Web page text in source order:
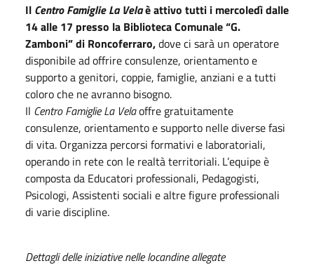
Il Centro Famiglie La Velaè attivo tutti i mercoledì dalle
14 alle 17 presso la Biblioteca Comunale “G.
Zamboni” di Roncoferraro,dove ci sarà un operatore
disponibile ad offrire consulenze, orientamento e
supporto a genitori, coppie, famiglie, anziani e a tutti
coloro che ne avranno bisogno.
Il Centro Famiglie La Velaoffre gratuitamente
consulenze, orientamento e supporto nelle diverse fasi
di vita. Organizza percorsi formativi e laboratoriali,
operando in rete con le realtà territoriali. L’equipe è
composta da Educatori professionali, Pedagogisti,
Psicologi, Assistenti sociali e altre figure professionali
di varie discipline.
Dettagli delle iniziative nelle locandine allegate